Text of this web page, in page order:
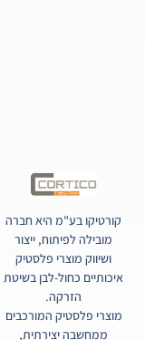
קורטיקו בע"מ היא חברה
מובילה לפיתוח, ייצור
ושיווק מוצרי פלסטיק
איכותיים כחול-לבן בשיטת
הזרקה.
מוצרי פלסטיק המורכבים
ממחשבה יצירתית,